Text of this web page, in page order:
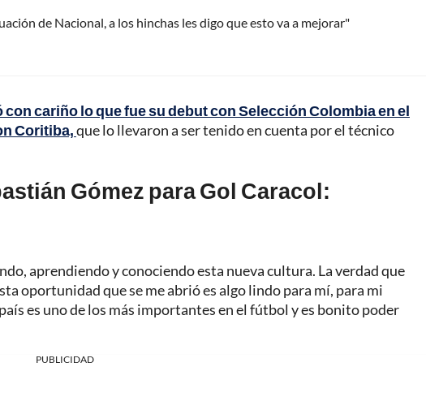
de Nacional, a los hinchas les digo que esto va a mejorar"
con cariño lo que fue su debut con Selección Colombia en el
Coritiba,que lo llevaron a ser tenido en cuenta por el técnico
Gómez para Gol Caracol:
aprendiendo y conociendo esta nueva cultura. La verdad que
oportunidad que se me abrió es algo lindo para mí, para mi
es uno de los más importantes en el fútbol y es bonito poder
PUBLICIDAD